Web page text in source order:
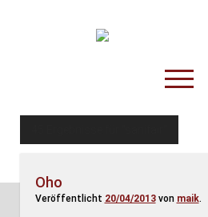
TruckOnline.de
open
menu
facebook
threadslinkedin
Oho
Veröffentlicht 20/04/2013von maik.